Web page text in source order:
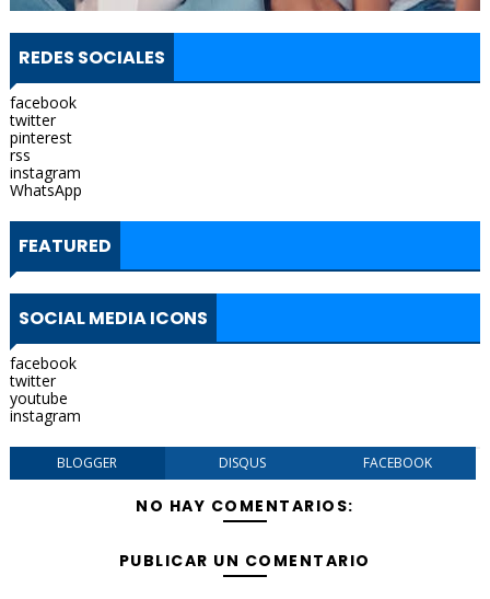
REDES SOCIALES
facebook
twitter
pinterest
rss
instagram
WhatsApp
FEATURED
SOCIAL MEDIA ICONS
facebook
twitter
youtube
instagram
BLOGGER DISQUS FACEBOOK
NO HAY COMENTARIOS:
PUBLICAR UN COMENTARIO